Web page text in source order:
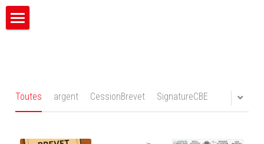
Valeurs
Toutes argent CessionBrevet SignatureCBE